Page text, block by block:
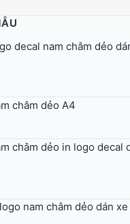
decal nam châm dẻo
châm dẻo in logo decal
logo nam châm dẻo dán xe